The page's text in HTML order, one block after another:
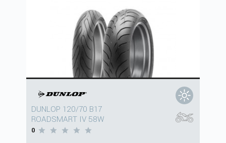
DUNLOP 120/70 B17
ROADSMART IV 58W
0